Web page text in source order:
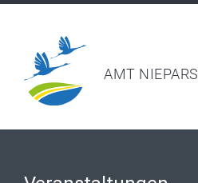
AMT NIEPARS